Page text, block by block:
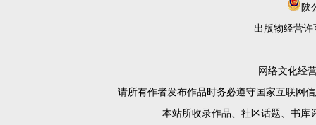
陕
出版物经营许
网络文化经
请所有作者发布作品时务必遵守国家互联网
本站所收录作品、社区话题、书库